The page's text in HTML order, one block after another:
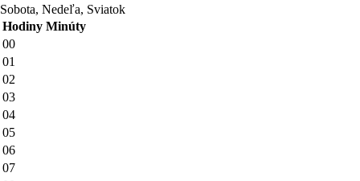
Sobota, Nedeľa, Sviatok
Hodiny Minúty
00
01
02
03
04
05
06
07